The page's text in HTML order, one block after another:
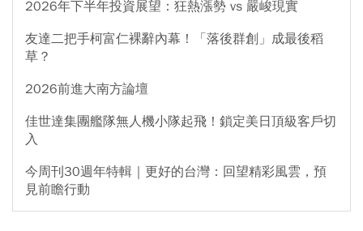
2026年下半年投資展望：狂熱漲勢 vs 嚴峻現實
友達二把手柯富仁裸辭內幕！「落後群創」成最後稻
草？
2026前進大南方論壇
佳世達集團艦隊無人機小隊起飛！鎖定美日頂級客戶切
入
今周刊30週年特輯｜更好的台灣：回望精彩風雲，預
見前瞻行動